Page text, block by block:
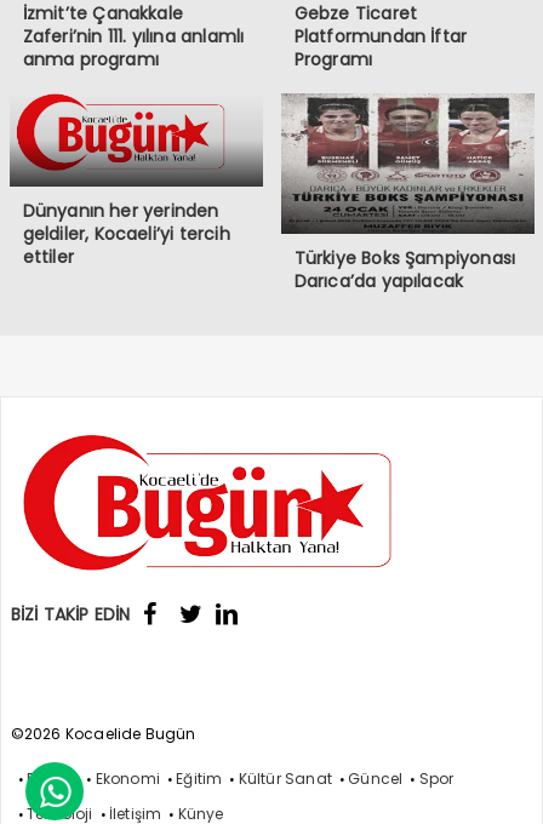
İzmit’te Çanakkale
Zaferi’nin 111. yılına anlamlı
anma programı
Gebze Ticaret
Platformundan İftar
Programı
Dünyanın her yerinden
geldiler, Kocaeli’yi tercih
ettiler
Türkiye Boks Şampiyonası
Darıca’da yapılacak
BİZİ TAKİP EDİN
©2026 Kocaelide Bugün
Politika Ekonomi Eğitim Kültür Sanat Güncel
Spor
Teknoloji
İletişim Künye
